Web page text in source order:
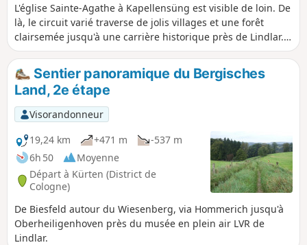
L'église Sainte-Agathe à Kapellensüng est visible de loin. De
là, le circuit varié traverse de jolis villages et une forêt
clairsemée jusqu'à une carrière historique près de Lindlar.
Sur le chemin du retour, dans les prairies avant Hartegasse,
un « effet spécial » nous attend : la tour Sainte-Agathe
semble s'élever au-dessus de la prairie.
Sentier panoramique du Bergisches
Land, 2e étape
Visorandonneur
19,24 km
+471 m
-537 m
6h 50
Moyenne
Départ à Kürten (District de
Cologne)
De Biesfeld autour du Wiesenberg, via Hommerich jusqu'à
Oberheiligenhoven près du musée en plein air LVR de
Lindlar.